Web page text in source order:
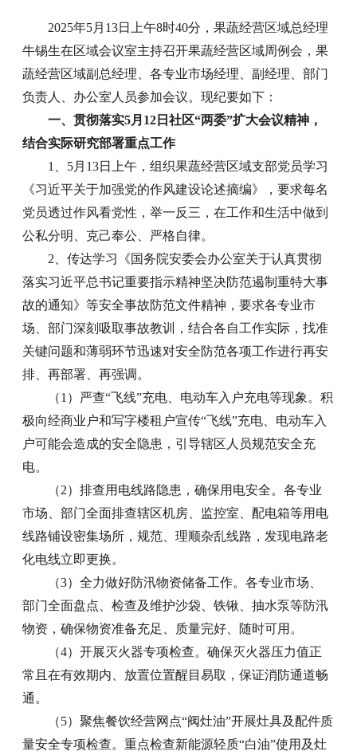
2025年5月13日上午8时40分，果蔬经营区域总经理
牛锡生在区域会议室主持召开果蔬经营区域周例会，果
蔬经营区域副总经理、各专业市场经理、副经理、部门
负责人、办公室人员参加会议。现纪要如下：
一、贯彻落实5月12日社区“两委”扩大会议精神，
结合实际研究部署重点工作
1、5月13日上午，组织果蔬经营区域支部党员学习
《习近平关于加强党的作风建设论述摘编》，要求每名
党员透过作风看党性，举一反三，在工作和生活中做到
公私分明、克己奉公、严格自律。
2、传达学习《国务院安委会办公室关于认真贯彻
落实习近平总书记重要指示精神坚决防范遏制重特大事
故的通知》等安全事故防范文件精神，要求各专业市
场、部门深刻吸取事故教训，结合各自工作实际，找准
关键问题和薄弱环节迅速对安全防范各项工作进行再安
排、再部署、再强调。
（1）严查“飞线”充电、电动车入户充电等现象。积
极向经商业户和写字楼租户宣传“飞线”充电、电动车入
户可能会造成的安全隐患，引导辖区人员规范安全充
电。
（2）排查用电线路隐患，确保用电安全。各专业
市场、部门全面排查辖区机房、监控室、配电箱等用电
线路铺设密集场所，规范、理顺杂乱线路，发现电路老
化电线立即更换。
（3）全力做好防汛物资储备工作。各专业市场、
部门全面盘点、检查及维护沙袋、铁锹、抽水泵等防汛
物资，确保物资准备充足、质量完好、随时可用。
（4）开展灭火器专项检查。确保灭火器压力值正
常且在有效期内、放置位置醒目易取，保证消防通道畅
通。
（5）聚焦餐饮经营网点“阀灶油”开展灶具及配件质
量安全专项检查。重点检查新能源轻质“白油”使用及灶